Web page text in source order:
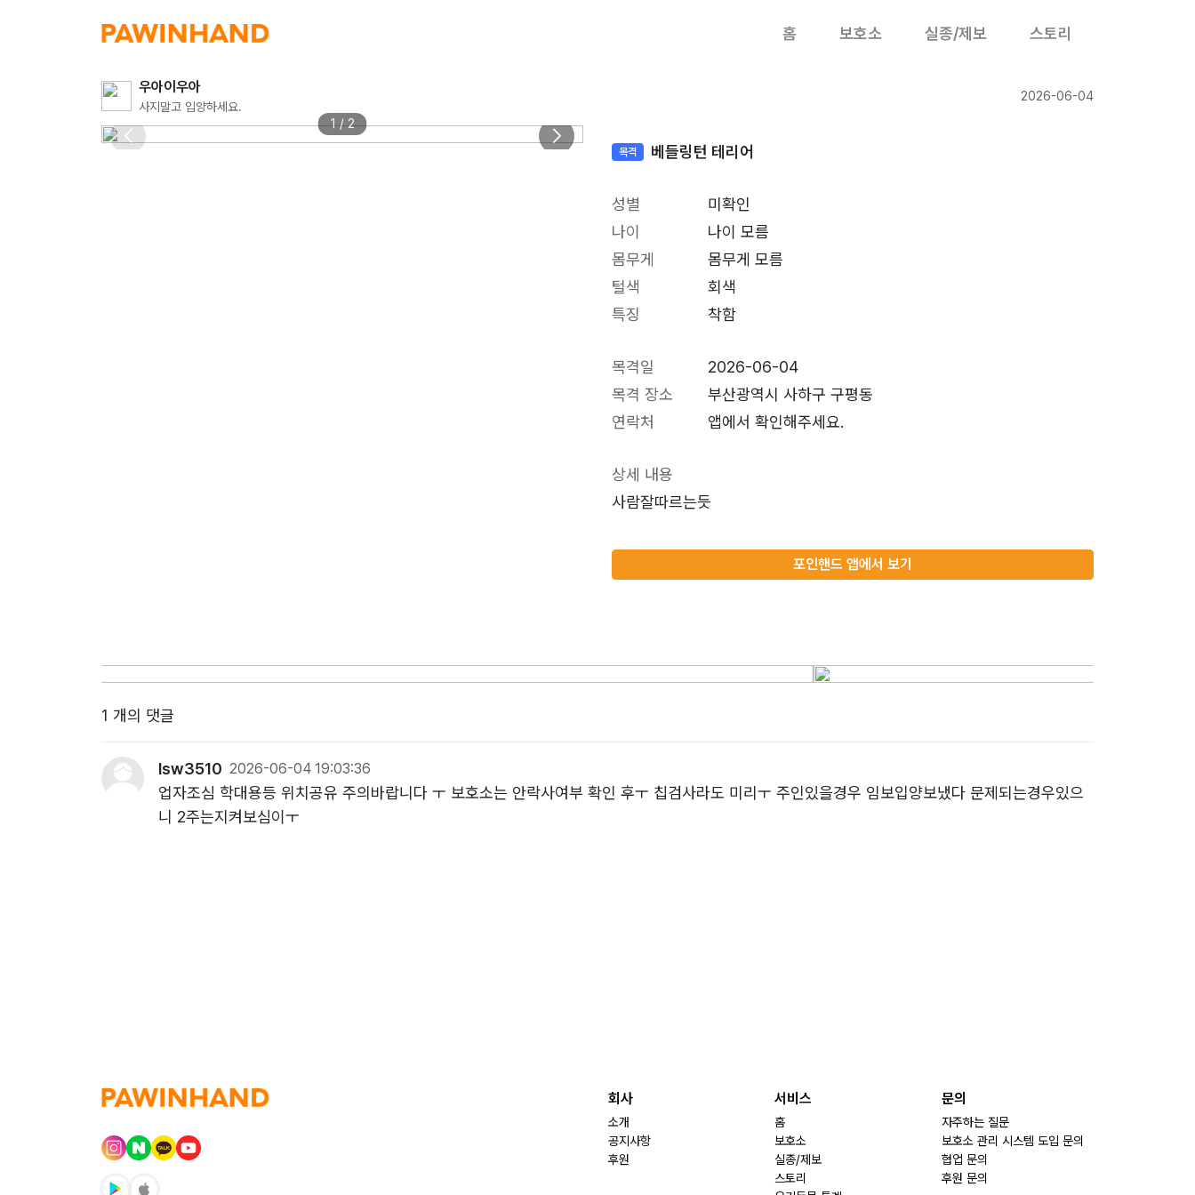
홈 보호소 실종/제보 스토리
우아이우아
사지말고 입양하세요.
2026-06-04
1 / 2
목격 베들링턴 테리어
성별
미확인
나이
나이 모름
몸무게
몸무게 모름
털색
회색
특징
착함
목격일
2026-06-04
목격 장소
부산광역시 사하구 구평동
연락처
앱에서 확인해주세요.
상세 내용
사람잘따르는듯
포인핸드 앱에서 보기
1 개의 댓글
lsw3510 2026-06-04 19:03:36
업자조심 학대용등 위치공유 주의바랍니다 ㅜ 보호소는 안락사여부 확인 후ㅜ 칩검사라도 미리ㅜ 주인있을경우 임보입양보냈다 문제되는경우있으
니 2주는지켜보심이ㅜ
회사
소개
공지사항
후원
서비스
홈
보호소
실종/제보
스토리
문의
자주하는 질문
보호소 관리 시스템 도입 문의
협업 문의
후원 문의